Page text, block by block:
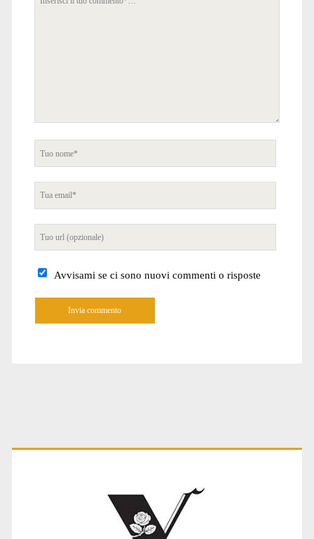
commento
nome
email
sito
Avvisami se ci sono nuovi commenti o risposte
i
Primary